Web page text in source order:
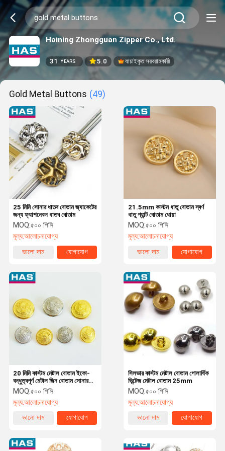
Haining Zhongguan Zipper Co., Ltd.
31 YEARS 5.0 যাচাইকৃত সরবরাহকারী
Gold Metal Buttons (49)
25 মিমি সোনার ধাতব বোতাম জ্যাকেটের
জন্য ফ্যাশনেবল ধাতব বোতাম
MOQ:৫০০ পিসি
মূল্য:আলোচনাযোগ্য
ভালো দাম
যোগাযোগ
21.5mm কাস্টম ধাতু বোতাম স্বর্ণ
ধাতু প্যান্ট বোতাম ধোয়া
MOQ:৫০০ পিসি
মূল্য:আলোচনাযোগ্য
ভালো দাম
যোগাযোগ
20 মিমি কাস্টম মেটাল বোতাম ইকো-
বন্ধুত্বপূর্ণ মেটাল জিন বোতাম সোনার
রূপালী
MOQ:৫০০ পিসি
মূল্য:আলোচনাযোগ্য
ভালো দাম
যোগাযোগ
সিলভার কাস্টম মেটাল বোতাম গোলার্ধিক
ভিন্টেজ মেটাল বোতাম 25mm
MOQ:৫০০ পিসি
মূল্য:আলোচনাযোগ্য
ভালো দাম
যোগাযোগ